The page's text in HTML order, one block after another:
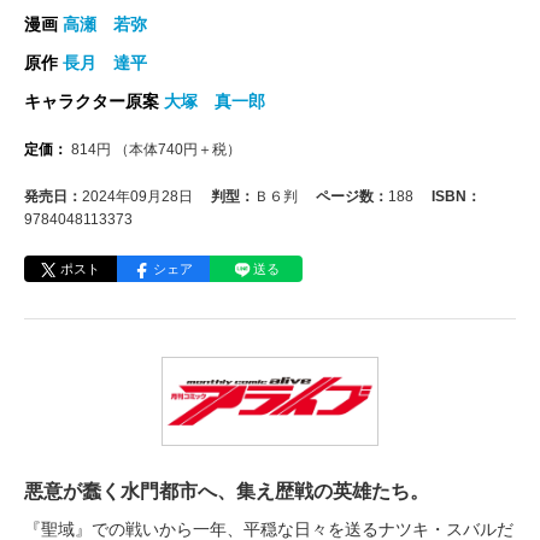
漫画 高瀬 若弥
原作長月 達平
キャラクター原案 大塚 真一郎
定価： 814円 （本体740円＋税）
発売日： 2024年09月28日 判型： Ｂ６判 ページ数： 188
ISBN：
9784048113373
ポスト シェア 送る
悪意が蠢く水門都市へ、集え歴戦の英雄たち。
『聖域』での戦いから一年、平穏な日々を送るナツキ・スバルだ